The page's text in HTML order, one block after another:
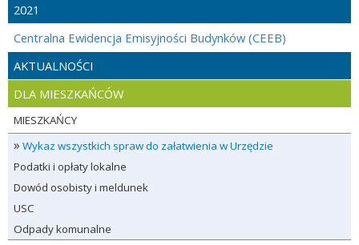
2021
Centralna Ewidencja Emisyjności Budynków (CEEB)
AKTUALNOŚCI
DLA MIESZKAŃCÓW
MIESZKAŃCY
» Wykaz wszystkich spraw do załatwienia w Urzędzie
Podatki i opłaty lokalne
Dowód osobisty i meldunek
USC
Odpady komunalne